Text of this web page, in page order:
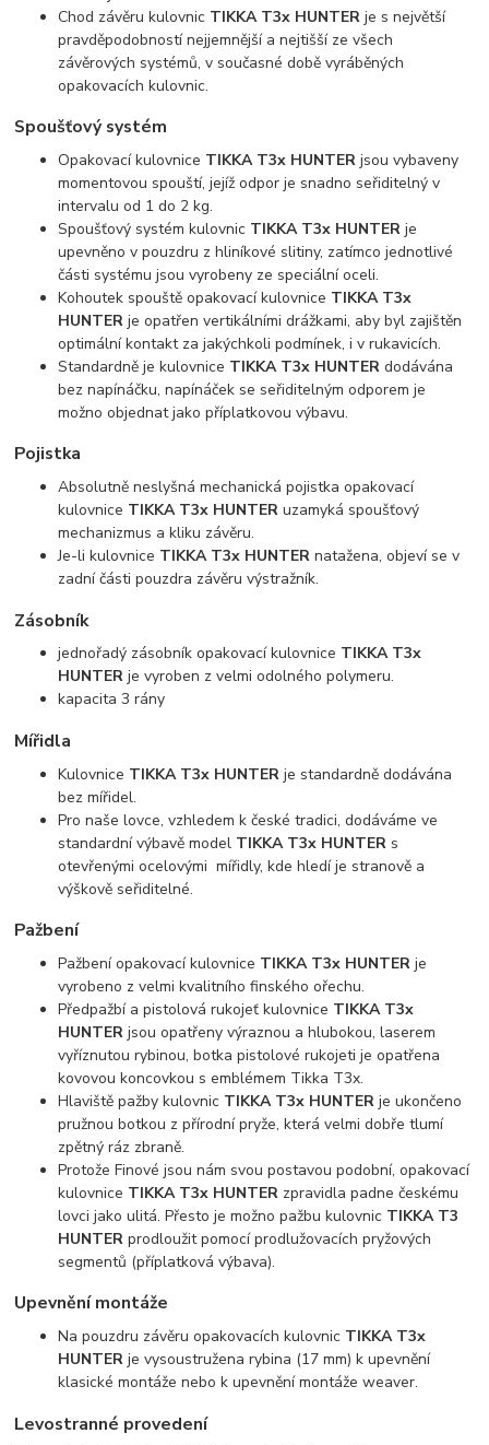
Chod závěru kulovnic TIKKA T3x HUNTER je s největší
pravděpodobností nejjemnější a nejtišší ze všech
závěrových systémů, v současné době vyráběných
opakovacích kulovnic.
Spoušťový systém
Opakovací kulovnice TIKKA T3x HUNTER jsou vybaveny
momentovou spouští, jejíž odpor je snadno seřiditelný v
intervalu od 1 do 2 kg.
Spoušťový systém kulovnic TIKKA T3x HUNTER je
upevněno v pouzdru z hliníkové slitiny, zatímco jednotlivé
části systému jsou vyrobeny ze speciální oceli.
Kohoutek spouště opakovací kulovnice TIKKA T3x
HUNTER je opatřen vertikálními drážkami, aby byl zajištěn
optimální kontakt za jakýchkoli podmínek, i v rukavicích.
Standardně je kulovnice TIKKA T3x HUNTER dodávána
bez napínáčku, napínáček se seřiditelným odporem je
možno objednat jako příplatkovou výbavu.
Pojistka
Absolutně neslyšná mechanická pojistka opakovací
kulovnice TIKKA T3x HUNTER uzamyká spoušťový
mechanizmus a kliku závěru.
Je-li kulovnice TIKKA T3x HUNTER natažena, objeví se v
zadní části pouzdra závěru výstražník.
Zásobník
jednořadý zásobník opakovací kulovnice TIKKA T3x
HUNTER je vyroben z velmi odolného polymeru.
kapacita 3 rány
Mířidla
Kulovnice TIKKA T3x HUNTER je standardně dodávána
bez mířidel.
Pro naše lovce, vzhledem k české tradici, dodáváme ve
standardní výbavě model TIKKA T3x HUNTER s
otevřenými ocelovými mířidly, kde hledí je stranově a
výškově seřiditelné.
Pažbení
Pažbení opakovací kulovnice TIKKA T3x HUNTER je
vyrobeno z velmi kvalitního finského ořechu.
Předpažbí a pistolová rukojeť kulovnice TIKKA T3x
HUNTER jsou opatřeny výraznou a hlubokou, laserem
vyříznutou rybinou, botka pistolové rukojeti je opatřena
kovovou koncovkou s emblémem Tikka T3x.
Hlaviště pažby kulovnic TIKKA T3x HUNTER je ukončeno
pružnou botkou z přírodní pryže, která velmi dobře tlumí
zpětný ráz zbraně.
Protože Finové jsou nám svou postavou podobní, opakovací
kulovnice TIKKA T3x HUNTER zpravidla padne českému
lovci jako ulitá. Přesto je možno pažbu kulovnic TIKKA T3
HUNTER prodloužit pomocí prodlužovacích pryžových
segmentů (příplatková výbava).
Upevnění montáže
Na pouzdru závěru opakovacích kulovnic TIKKA T3x
HUNTER je vysoustružena rybina (17 mm) k upevnění
klasické montáže nebo k upevnění montáže weaver.
Levostranné provedení